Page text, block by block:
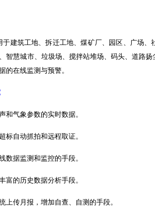
于建筑工地、拆迁工地、煤矿厂、园区 、 广场、
智慧城市、垃圾场、搅拌站堆场、码头、道路
的在线监测与预警。
和气象参数的实时数据。
标自动抓拍和远程取证。
数据监测和监控的手段。
富的历史数据分析手段。
上传月报，增加自查、自测的手段。